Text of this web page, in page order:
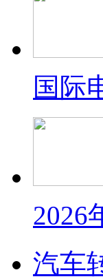
国际
2026
汽车